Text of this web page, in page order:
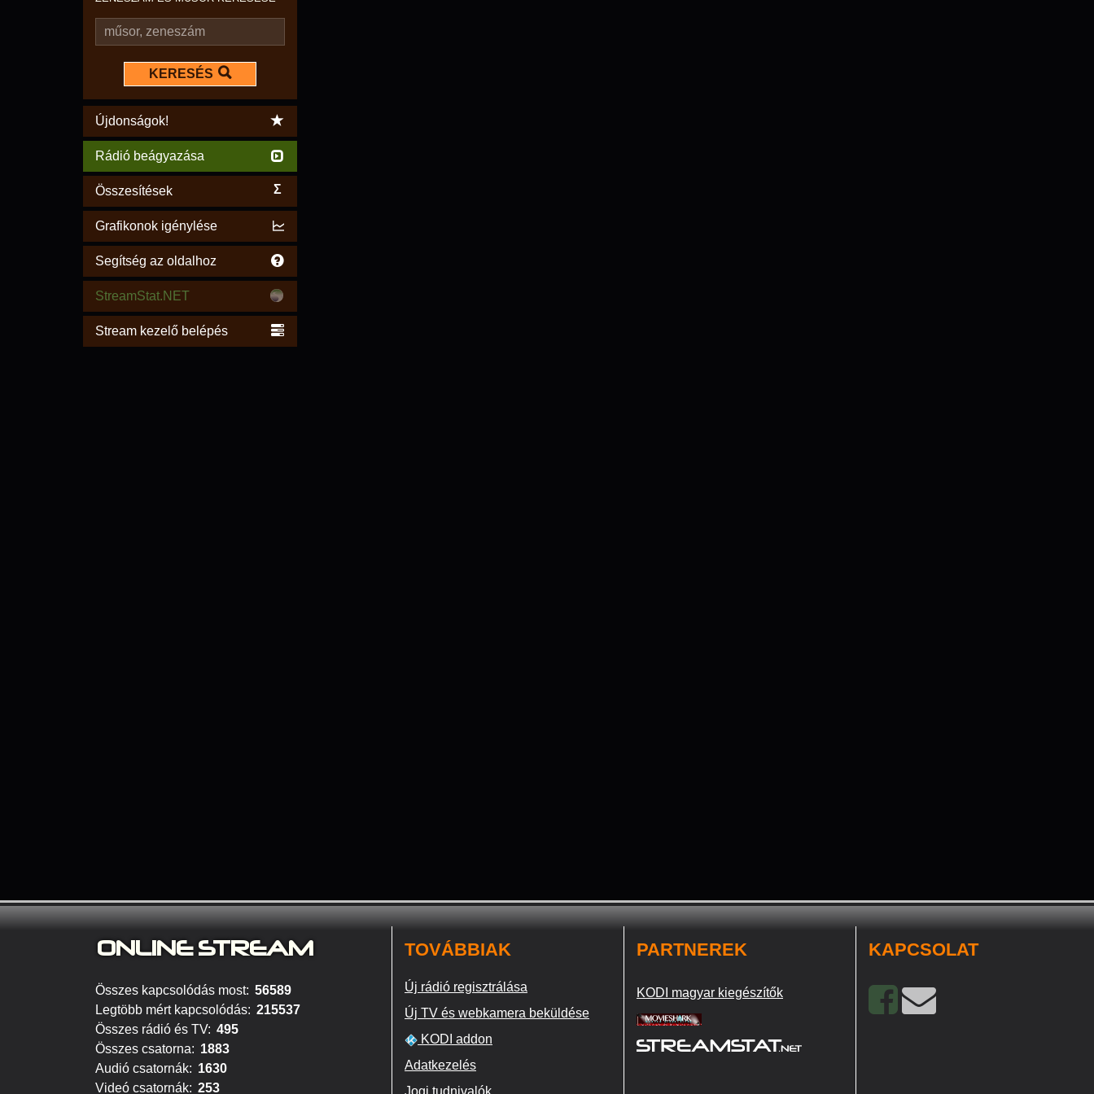
KERESÉS
Újdonságok!
Rádió beágyazása
Összesítések Σ
Grafikonok igénylése
Segítség az oldalhoz
StreamStat.NET
Stream kezelő belépés
ONLINE STREAM
Összes kapcsolódás most: 56589
Legtöbb mért kapcsolódás: 215537
Összes rádió és TV: 495
Összes csatorna: 1883
Audió csatornák: 1630
Videó csatornák: 253
TOVÁBBIAK
Új rádió regisztrálása
Új TV és webkamera beküldése
KODI addon
Adatkezelés
Jogi tudnivalók
PARTNEREK
KODI magyar kiegészítők
KAPCSOLAT